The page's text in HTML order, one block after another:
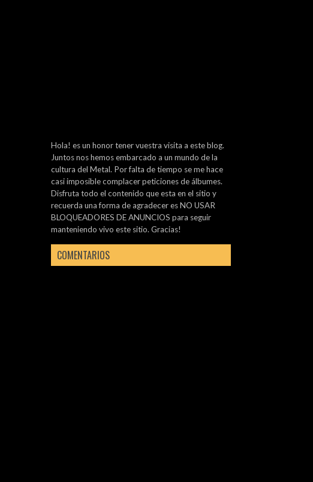
Hola! es un honor tener vuestra visita a este blog.
Juntos nos hemos embarcado a un mundo de la
cultura del Metal. Por falta de tiempo se me hace
casi imposible complacer peticiones de álbumes.
Disfruta todo el contenido que esta en el sitio y
recuerda una forma de agradecer es NO USAR
BLOQUEADORES DE ANUNCIOS para seguir
manteniendo vivo este sitio. Gracias!
COMENTARIOS